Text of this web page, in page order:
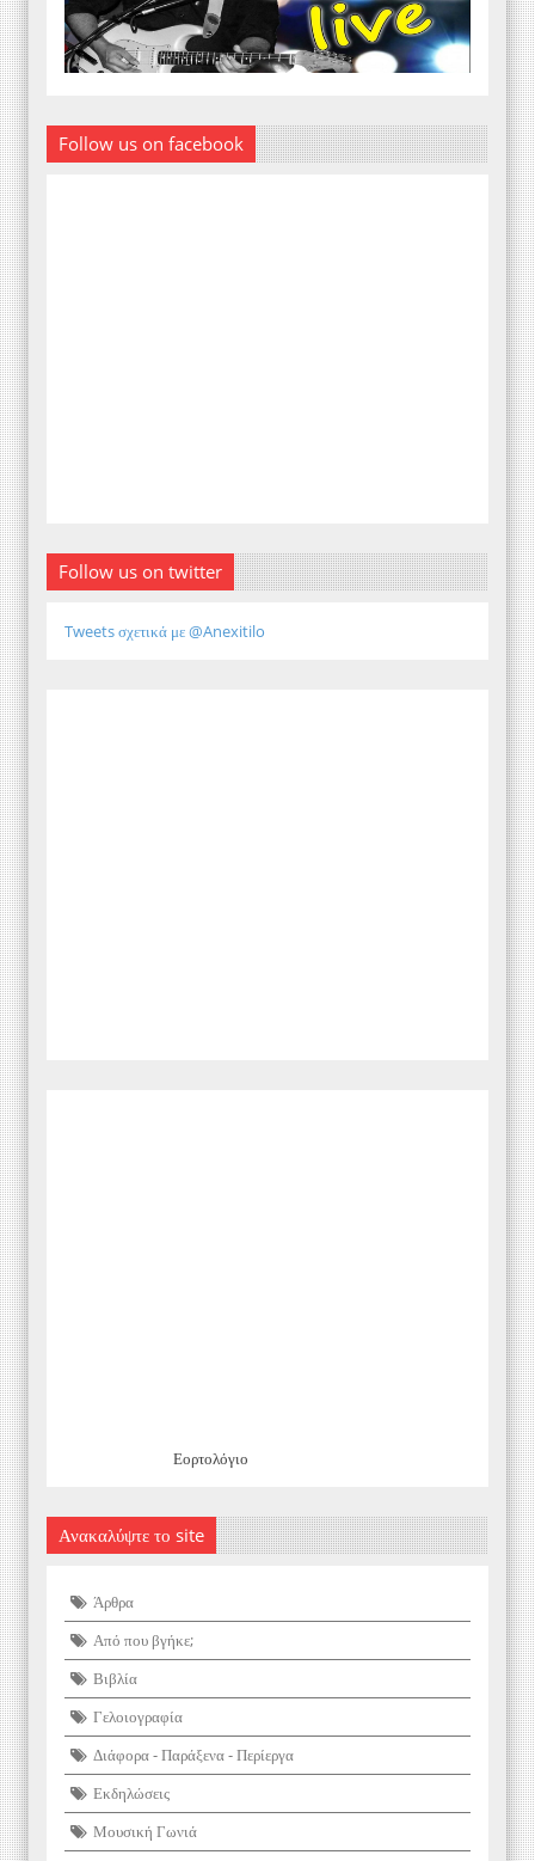
Follow us on facebook
Follow us on twitter
Tweets σχετικά με @Anexitilo
Εορτολόγιο
Ανακαλύψτε το site
Άρθρα
Από που βγήκε;
Βιβλία
Γελοιογραφία
Διάφορα - Παράξενα - Περίεργα
Εκδηλώσεις
Μουσική Γωνιά